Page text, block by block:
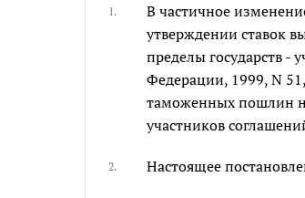
1. В частичное
утверждении ставок
пределы государств -
Федерации, 1999, N 51,
таможенных пошлин
участников
2. Настоящее